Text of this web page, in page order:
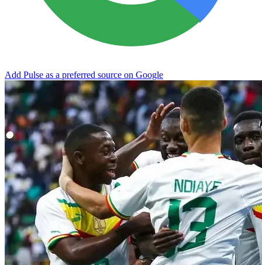
Add Pulse as a preferred source on Google